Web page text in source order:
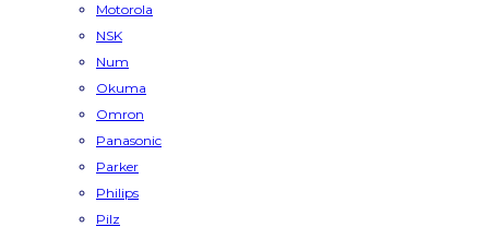
Motorola
NSK
Num
Okuma
Omron
Panasonic
Parker
Philips
Pilz